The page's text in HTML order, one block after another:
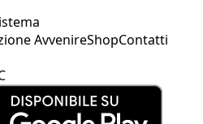
AvvenireShopContatti